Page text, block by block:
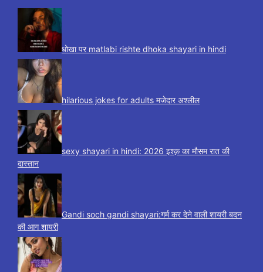
धोखा पर matlabi rishte dhoka shayari in hindi
hilarious jokes for adults मजेदार अश्लील
sexy shayari in hindi: 2026 इश्क़ का मौसम रात की
दास्तान
Gandi soch gandi shayari:गर्म कर देने वाली शायरी बदन
की आग शायरी